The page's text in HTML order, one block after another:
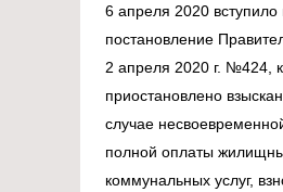
6 апреля 2020 вступило
постановление
2 апреля 2020 г. №424,
приостановлено
случае
полной оплаты
коммунальных услуг,